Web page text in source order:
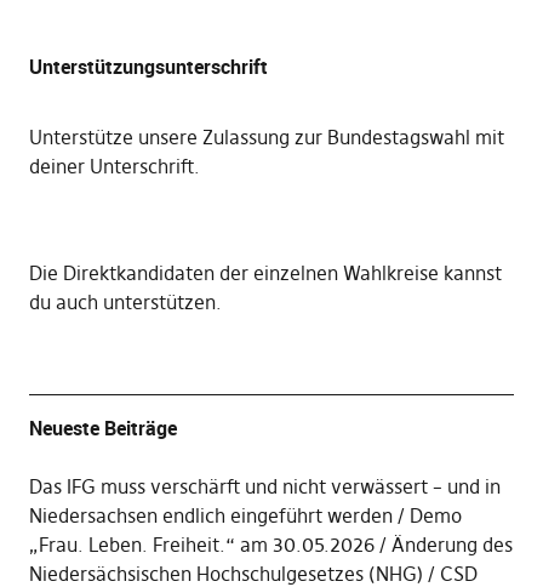
Unterstützungsunterschrift
Unterstütze unsere Zulassung zur Bundestagswahl mit
deiner Unterschrift.
Die Direktkandidaten der einzelnen Wahlkreise kannst
du auch unterstützen.
Neueste Beiträge
Das IFG muss verschärft und nicht verwässert – und in
Niedersachsen endlich eingeführt werden
Demo
„Frau. Leben. Freiheit.“ am 30.05.2026
Änderung des
Niedersächsischen Hochschulgesetzes (NHG)
CSD